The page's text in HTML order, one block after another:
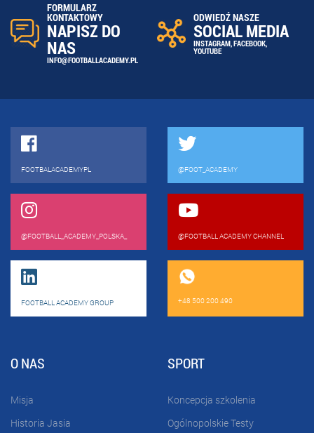
FORMULARZ
KONTAKTOWY
NAPISZ DO
NAS
INFO@FOOTBALLACADEMY.PL
ODWIEDŹ NASZE
SOCIAL MEDIA
INSTAGRAM,FACEBOOK,
YOUTUBE
FOOTBALACADEMYPL @FOOT_ACADEMY
@FOOTBALL_ACADEMY_POLSKA_ @FOOTBALL ACADEMY CHANNEL
FOOTBALL ACADEMY GROUP +48 500 200 490
O NAS
Misja
Historia Jasia
SPORT
Koncepcja szkolenia
Ogólnopolskie Testy